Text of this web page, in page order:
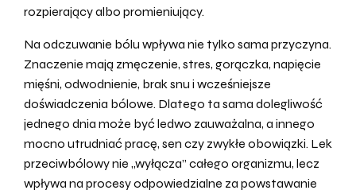
rozpierający albo promieniujący.
Na odczuwanie bólu wpływa nie tylko sama przyczyna.
Znaczenie mają zmęczenie, stres, gorączka, napięcie
mięśni, odwodnienie, brak snu i wcześniejsze
doświadczenia bólowe. Dlatego ta sama dolegliwość
jednego dnia może być ledwo zauważalna, a innego
mocno utrudniać pracę, sen czy zwykłe obowiązki. Lek
przeciwbólowy nie „wyłącza” całego organizmu, lecz
wpływa na procesy odpowiedzialne za powstawanie